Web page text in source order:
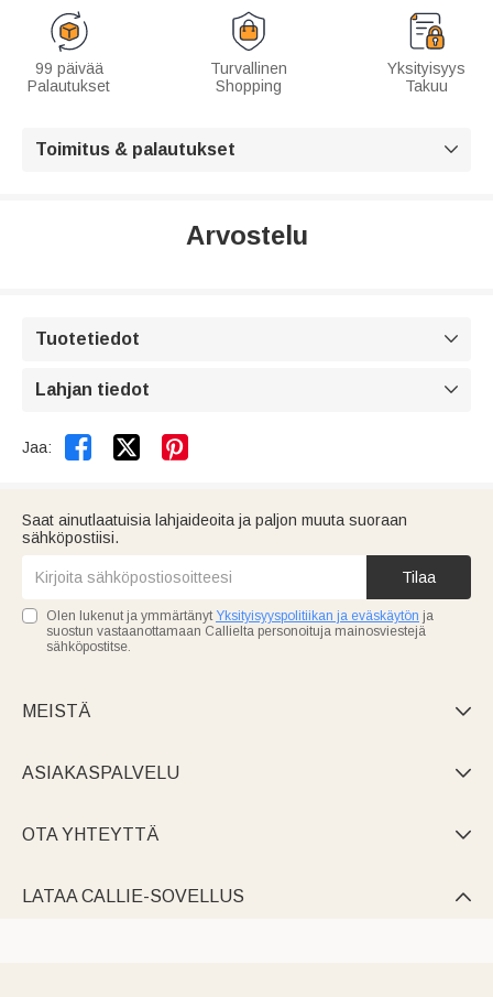
99 päivää
Palautukset
Turvallinen
Shopping
Yksityisyys
Takuu
Toimitus & palautukset 
Arvostelu
Tuotetiedot 
Lahjan tiedot 
Jaa:  
Saat ainutlaatuisia lahjaideoita ja paljon muuta suoraan
sähköpostiisi.
Tilaa
Olen lukenut ja ymmärtänyt Yksityisyyspolitiikan ja eväskäytön ja
suostun vastaanottamaan Callielta personoituja mainosviestejä
sähköpostitse.
MEISTÄ 
ASIAKASPALVELU 
OTA YHTEYTTÄ 
LATAA CALLIE-SOVELLUS 